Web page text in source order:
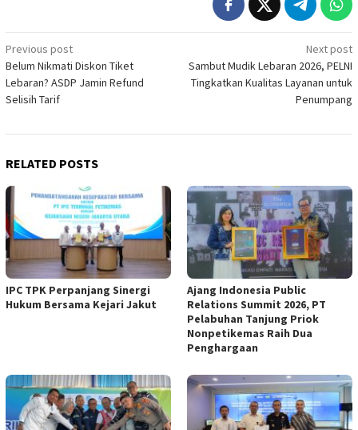
Post
navigation
Previous post
Belum Nikmati Diskon Tiket
Lebaran? ASDP Jamin Refund
Selisih Tarif
Next post
Sambut Mudik Lebaran 2026, PELNI
Tingkatkan Kualitas Layanan untuk
Penumpang
RELATED POSTS
IPC TPK Perpanjang Sinergi
Hukum Bersama Kejari Jakut
Ajang Indonesia Public
Relations Summit 2026, PT
Pelabuhan Tanjung Priok
Nonpetikemas Raih Dua
Penghargaan